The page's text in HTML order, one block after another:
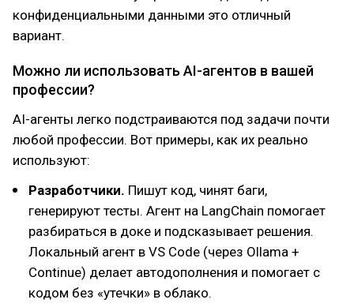
конфиденциальными данными это отличный
вариант.
Можно ли использовать AI-агентов в вашей
профессии?
AI-агенты легко подстраиваются под задачи почти
любой профессии. Вот примеры, как их реально
используют:
Разработчики. Пишут код, чинят баги,
генерируют тесты. Агент на LangChain помогает
разбираться в доке и подсказывает решения.
Локальный агент в VS Code (через Ollama +
Continue) делает автодополнения и помогает с
кодом без «утечки» в облако.